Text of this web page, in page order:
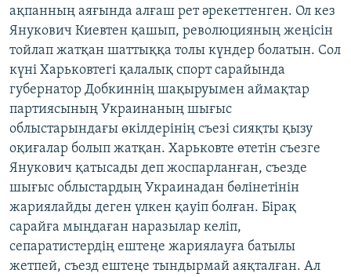
ақпанның аяғында алғаш рет әрекеттенген. Ол кез
Янукович Киевтен қашып, революцияның жеңісін
тойлап жатқан шаттыққа толы күндер болатын. Сол
күні Харьковтегі қалалық спорт сарайында
губернатор Добкиннің шақыруымен аймақтар
партиясының Украинаның шығыс
облыстарындағы өкілдерінің съезі сияқты қызу
оқиғалар болып жатқан. Харьковте өтетін съезге
Янукович қатысады деп жоспарланған, съезде
шығыс облыстардың Украинадан бөлінетінін
жариялайды деген үлкен қауіп болған. Бірақ
сарайға мыңдаған наразылар келіп,
сепаратистердің ештеңе жариялауға батылы
жетпей, съезд ештеңе тындырмай аяқталған. Ал